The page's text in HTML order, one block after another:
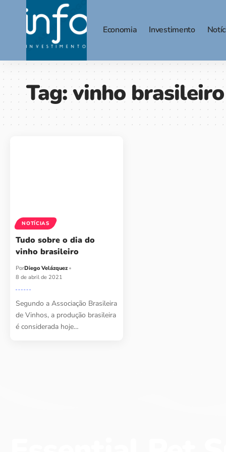
Economia Investimento
Tag:vinho brasileiro
NOTÍCIAS
Tudo sobre o dia do
vinho brasileiro
PorDiego Velázquez
8 de abril de 2021
Segundo a Associação Brasileira
de Vinhos, a produção brasileira
é considerada hoje…